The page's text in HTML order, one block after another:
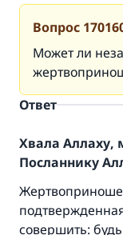
Вопрос
Может ли
Ответ
Хвала Аллаху,
Посланнику
совершить: